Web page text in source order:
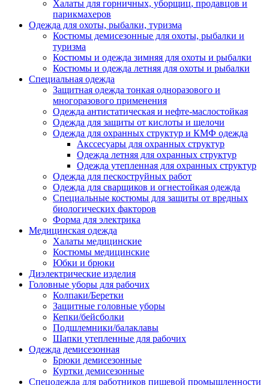
Халаты для горничных, уборщиц, продавцов и
парикмахеров
Одежда для охоты, рыбалки, туризма
Костюмы демисезонные для охоты, рыбалки и
туризма
Костюмы и одежда зимняя для охоты и рыбалки
Костюмы и одежда летняя для охоты и рыбалки
Специальная одежда
Защитная одежда тонкая одноразового и
многоразового применения
Одежда антистатическая и нефте-маслостойкая
Одежда для защиты от кислоты и щелочи
Одежда для охранных структур и КМФ одежда
Акссесуары для охранных структур
Одежда летняя для охранных структур
Одежда утепленная для охранных структур
Одежда для пескоструйных работ
Одежда для сварщиков и огнестойкая одежда
Специальные костюмы для защиты от вредных
биологических факторов
Форма для электрика
Медицинская одежда
Халаты медицинские
Костюмы медицинские
Юбки и брюки
Диэлектрические изделия
Головные уборы для рабочих
Колпаки/Беретки
Защитные головные уборы
Кепки/бейсболки
Подшлемники/балаклавы
Шапки утепленные для рабочих
Одежда демисезонная
Брюки демисезонные
Куртки демисезонные
Спецодежда для работников пищевой промышленности